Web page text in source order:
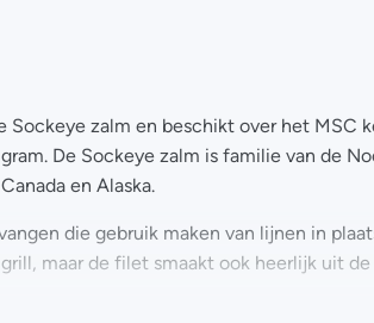
zalm en beschikt over het MSC
De Sockeye zalm is familie van de
en Alaska.
die gebruik maken van lijnen in
maar de filet smaakt ook heerlijk uit